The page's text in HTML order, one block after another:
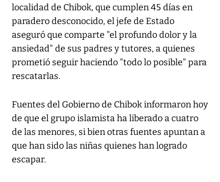
localidad de Chibok, que cumplen 45 días en
paradero desconocido, el jefe de Estado
aseguró que comparte "el profundo dolor y la
ansiedad" de sus padres y tutores, a quienes
prometió seguir haciendo "todo lo posible" para
rescatarlas.
Fuentes del Gobierno de Chibok informaron hoy
de que el grupo islamista ha liberado a cuatro
de las menores, si bien otras fuentes apuntan a
que han sido las niñas quienes han logrado
escapar.